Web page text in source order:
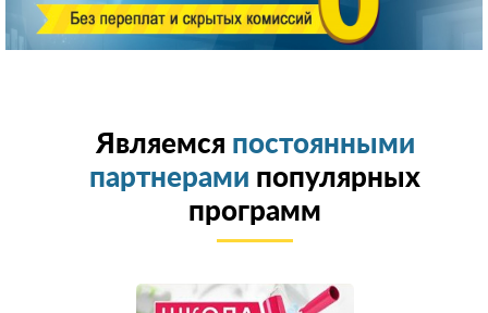
Являемся постоянными
партнерами популярных
программ